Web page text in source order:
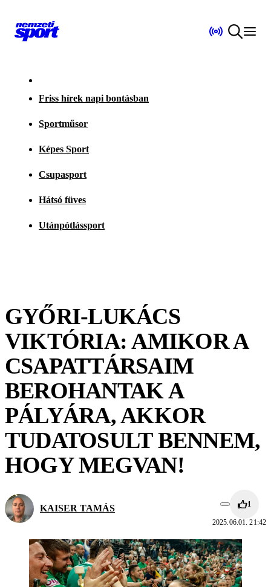
Friss hírek napi bontásban
Sportműsor
Képes Sport
Csupasport
Hátsó füves
Utánpótlássport
GYŐRI-LUKÁCS
VIKTÓRIA: AMIKOR A
CSAPATTÁRSAIM
BEROHANTAK A
PÁLYÁRA, AKKOR
TUDATOSULT BENNEM,
HOGY MEGVAN!
KAISER TAMÁS 1
2025.06.01. 21:42